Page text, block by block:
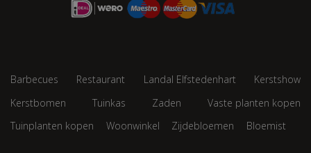
Barbecues Restaurant Landal Elfstedenhart
Kerstshow
Kerstbomen
Tuinkas Zaden
Vaste planten kopen
Tuinplanten kopen
Woonwinkel Zijdebloemen Bloemist